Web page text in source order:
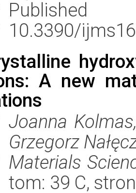
Published
10.3390/
A new
Joanna
Grzegorz
Materials
tom: 39 C,